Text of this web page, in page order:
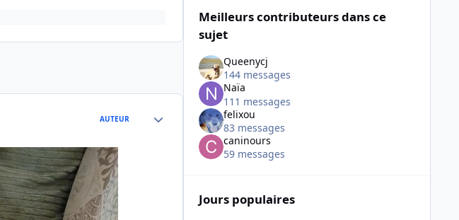
AUTEUR Author stats
Meilleurs contributeurs dans ce
sujet
Queenycj
144 messages
Naïa
111 messages
felixou
83 messages
caninours
59 messages
Jours populaires